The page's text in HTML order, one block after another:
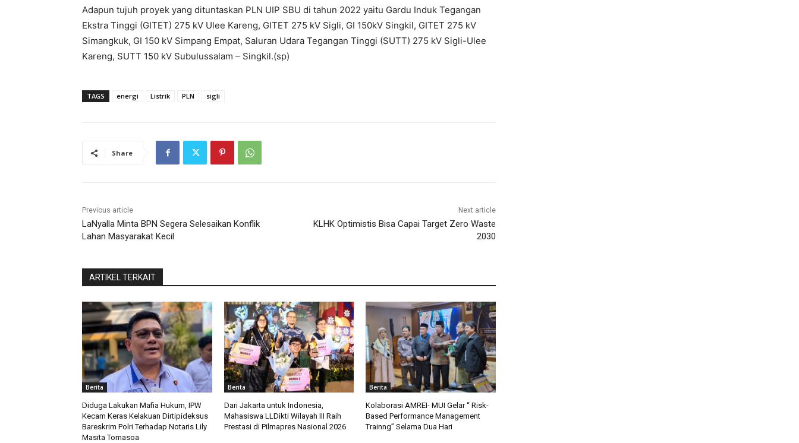
Adapun tujuh proyek yang dituntaskan PLN UIP SBU di tahun 2022 yaitu Gardu Induk Tegangan
Ekstra Tinggi (GITET) 275 kV Ulee Kareng, GITET 275 kV Sigli, GI 150kV Singkil, GITET 275 kV
Simangkuk, GI 150 kV Simpang Empat, Saluran Udara Tegangan Tinggi (SUTT) 275 kV Sigli-Ulee
Kareng, SUTT 150 kV Subulussalam – Singkil.(sp)
TAGS energi Listrik PLN sigli
Share
Previous article
LaNyalla Minta BPN Segera Selesaikan Konflik
Lahan Masyarakat Kecil
Next article
KLHK Optimistis Bisa Capai Target Zero Waste
2030
ARTIKEL TERKAIT
Berita
Diduga Lakukan Mafia Hukum, IPW
Kecam Keras Kelakuan Dirtipideksus
Bareskrim Polri Terhadap Notaris Lily
Masita Tomasoa
Berita
Dari Jakarta untuk Indonesia,
Mahasiswa LLDikti Wilayah III Raih
Prestasi di Pilmapres Nasional 2026
Berita
Kolaborasi AMREI- MUI Gelar “ Risk-
Based Performance Management
Trainng” Selama Dua Hari